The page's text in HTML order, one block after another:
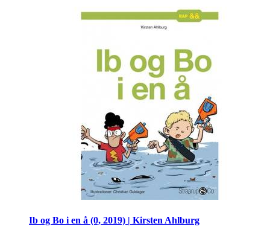
Ib og Bo i en å (0, 2019) | Kirsten Ahlburg